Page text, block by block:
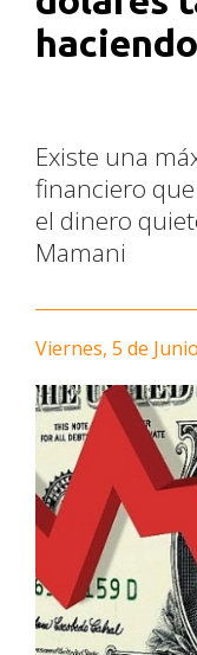
Existe una
financiero
el dinero
Mamani
Viernes, 5 de